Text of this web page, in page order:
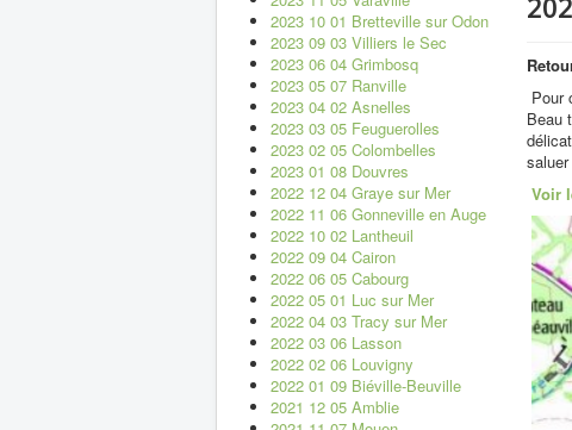
2023 10 01 Bretteville sur Odon
2023 09 03 Villiers le Sec
2023 06 04 Grimbosq
2023 05 07 Ranville
2023 04 02 Asnelles
2023 03 05 Feuguerolles
2023 02 05 Colombelles
2023 01 08 Douvres
2022 12 04 Graye sur Mer
2022 11 06 Gonneville en Auge
2022 10 02 Lantheuil
2022 09 04 Cairon
2022 06 05 Cabourg
2022 05 01 Luc sur Mer
2022 04 03 Tracy sur Mer
2022 03 06 Lasson
2022 02 06 Louvigny
2022 01 09 Biéville-Beuville
2021 12 05 Amblie
Pour
Beau
Voir